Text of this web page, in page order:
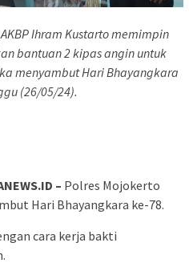
Ihram Kustarto memimpin
bantuan 2 kipas angin untuk
menyambut Hari Bhayangkara
(26/05/24).
– Polres Mojokerto
Hari Bhayangkara ke-78.
cara kerja bakti